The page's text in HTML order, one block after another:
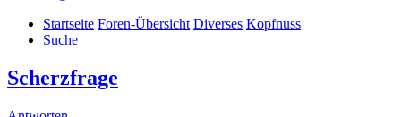
Startseite Foren-Übersicht Diverses Kopfnuss
Suche
Scherzfrage